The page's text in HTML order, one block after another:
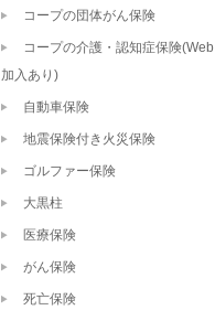
コープの団体がん保険
コープの介護・認知症保険(Web
加入あり)
自動車保険
地震保険付き火災保険
ゴルファー保険
大黒柱
医療保険
がん保険
死亡保険